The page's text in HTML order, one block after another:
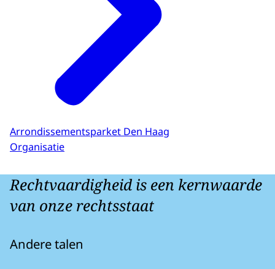
Arrondissementsparket Den Haag
Organisatie
Rechtvaardigheid is een kernwaarde
van onze rechtsstaat
Andere talen